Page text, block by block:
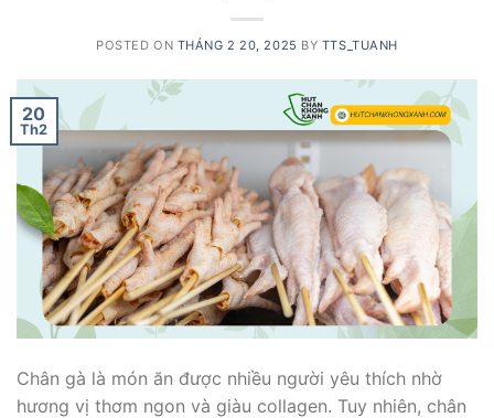
POSTED ON THÁNG 2 20, 2025 BY TTS_TUANH
20
Th2
Chân gà là món ăn được nhiều người yêu thích nhờ
hương vị thơm ngon và giàu collagen. Tuy nhiên, chân